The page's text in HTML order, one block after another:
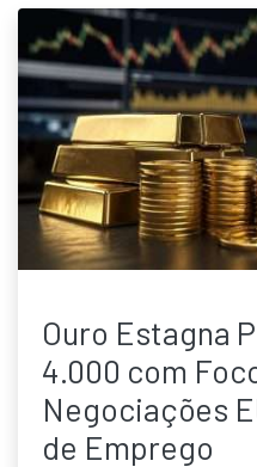
Ouro Estagna
4.000 com
Negociações
de Emprego